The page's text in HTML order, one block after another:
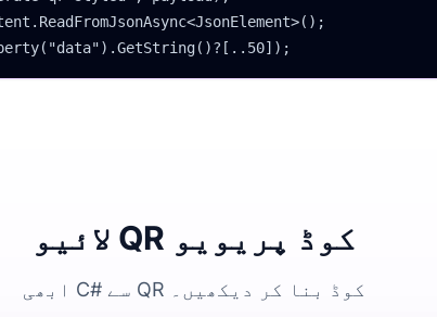
لائیو QR کوڈ پریویو
ابھی C# سے QR کوڈ بنا کر دیکھیں۔